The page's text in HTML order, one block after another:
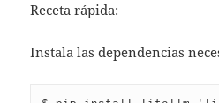
Receta rápida:
Instala las dependencias